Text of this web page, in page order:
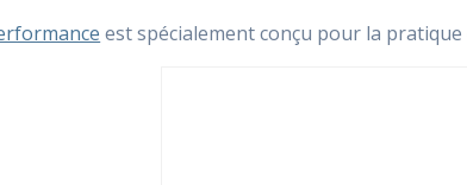
est spécialement conçu pour la